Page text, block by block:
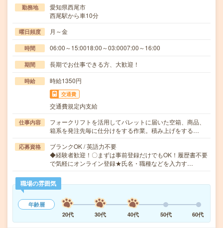
勤務地
愛知県西尾市
西尾駅から車10分
曜日頻度 月～金
時間 06:00～15:0018:00～03:0007:00～16:00
期間 長期でお仕事できる方、大歓迎！
時給 時給1350円
交通費
交通費規定内支給
仕事内容
フォークリフトを活用してパレットに届いた空箱、商品、
箱系を発注先毎に仕分けをする作業。積み上げをする…
応募資格
ブランクOK / 英語力不要
◆経験者歓迎！〇まずは事前登録だけでもOK！履歴書不要
で気軽にオンライン登録★氏名・職種などを入力す…
職場の雰囲気
年齢層
20代
30代 40代 50代 60代